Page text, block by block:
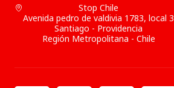
Stop Chile
Avenida pedro de valdivia 1783, local 3
Santiago - Providencia
Región Metropolitana - Chile